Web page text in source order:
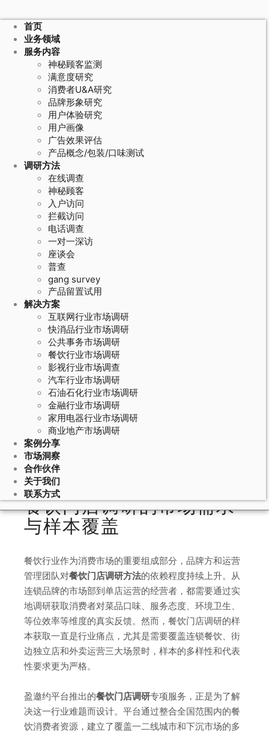
首页
业务领域
服务内容
神秘顾客监测
满意度研究
消费者U&A研究
品牌形象研究
用户体验研究
用户画像
广告效果评估
产品概念/包装/口味测试
调研方法
在线调查
神秘顾客
入户访问
拦截访问
电话调查
一对一深访
座谈会
普查
gang survey
产品留置试用
解决方案
互联网行业市场调研
快消品行业市场调研
公共事务市场调研
餐饮行业市场调研
影视行业市场调查
汽车行业市场调研
石油石化行业市场调研
金融行业市场调研
家用电器行业市场调研
商业地产市场调研
案例分享
市场洞察
合作伙伴
关于我们
联系方式
June 15, 2026
神秘顾客暗访流程的质性研究设计：
暗访员行为编码和场景描述的规范化
餐饮门店调研的市场需求
与样本覆盖
餐饮行业作为消费市场的重要组成部分，品牌方和运营
管理团队对餐饮门店调研方法的依赖程度持续上升。从
连锁品牌的市场部到单店运营的经营者，都需要通过实
地调研获取消费者对菜品口味、服务态度、环境卫生、
等位效率等维度的真实反馈。然而，餐饮门店调研的样
本获取一直是行业痛点，尤其是需要覆盖连锁餐饮、街
边独立店和外卖运营三大场景时，样本的多样性和代表
性要求更为严格。
盈邀约平台推出的餐饮门店调研专项服务，正是为了解
决这一行业难题而设计。平台通过整合全国范围内的餐
饮消费者资源，建立了覆盖一二线城市和下沉市场的多